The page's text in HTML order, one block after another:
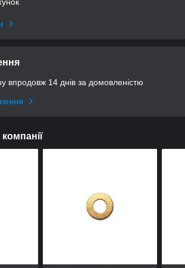
впродовж 14 днів за домовленістю